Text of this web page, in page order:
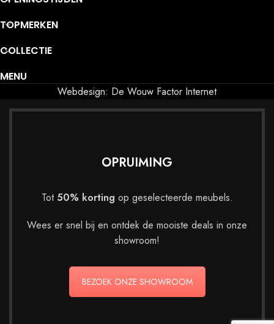
TOPMERKEN
COLLECTIE
MENU
Webdesign: De Wouw Factor Internet
OPRUIMING
Tot 50% korting op geselecteerde meubels.
Wees er snel bij en ontdek de mooiste deals in onze
showroom!
BEZOEK ONZE SHOWROOM